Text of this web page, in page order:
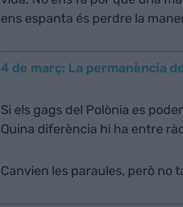
ens espanta és perdre la
4 de març: La permanència
Si els gags del Polònia es
Quina diferència hi ha entre
Canvien les paraules, però no